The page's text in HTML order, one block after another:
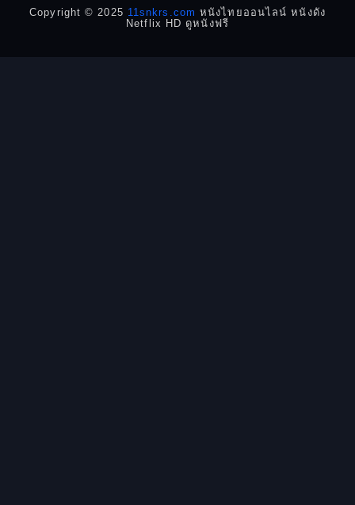
Detective สืบสวน
Copyright © 2025 11snkrs.com หนังไทยออนไลน์ หนังดัง
Netflix HD ดูหนังฟรี